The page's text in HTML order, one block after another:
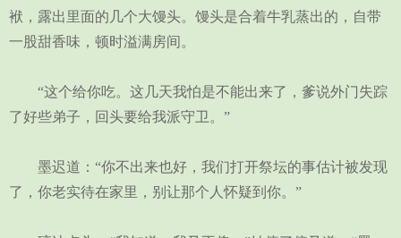
袱，露出里面的几个大馒头。馒头是合着牛乳蒸出的，自带
一股甜香味，顿时溢满房间。
“这个给你吃。这几天我怕是不能出来了，爹说外门失踪
了好些弟子，回头要给我派守卫。”
墨迟道：“你不出来也好，我们打开祭坛的事估计被发现
了，你老实待在家里，别让那个人怀疑到你。”